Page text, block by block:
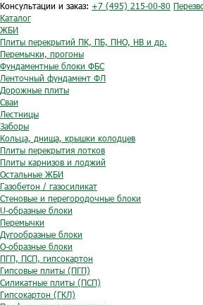
Консультации и заказ: +7 (495) 215-00-80
Каталог
ЖБИ
Плиты перекрытий ПК, ПБ, ПНО, НВ и др.
Перемычки, прогоны
Фундаментные блоки ФБС
Ленточный фундамент ФЛ
Дорожные плиты
Сваи
Лестницы
Заборы
Кольца, днища, крышки колодцев
Плиты перекрытия лотков
Плиты карнизов и лоджий
Остальные ЖБИ
Газобетон / газосиликат
Стеновые и перегородочные блоки
U-образные блоки
Перемычки
Дугообразные блоки
O-образные блоки
ПГП, ПСП, гипсокартон
Гипсовые плиты (ПГП)
Силикатные плиты (ПСП)
Гипсокартон (ГКЛ)